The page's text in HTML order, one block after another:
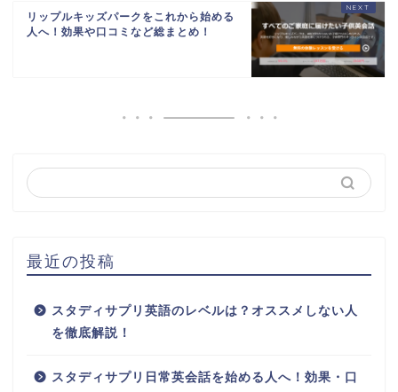
リップルキッズパークをこれから始める
人へ！効果や口コミなど総まとめ！
最近の投稿
スタディサプリ英語のレベルは？オススメしない人
を徹底解説！
スタディサプリ日常英会話を始める人へ！効果・口